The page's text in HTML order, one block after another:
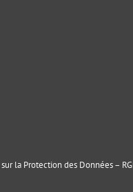
la Protection des Données –